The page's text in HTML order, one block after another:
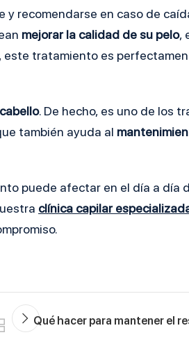
recomendarse en caso de
mejorar la calidad de su pelo,
este tratamiento es
. De hecho, es uno de los
también ayuda al
puede afectar en el día a día
clínica capilar
Qué hacer para mantener el